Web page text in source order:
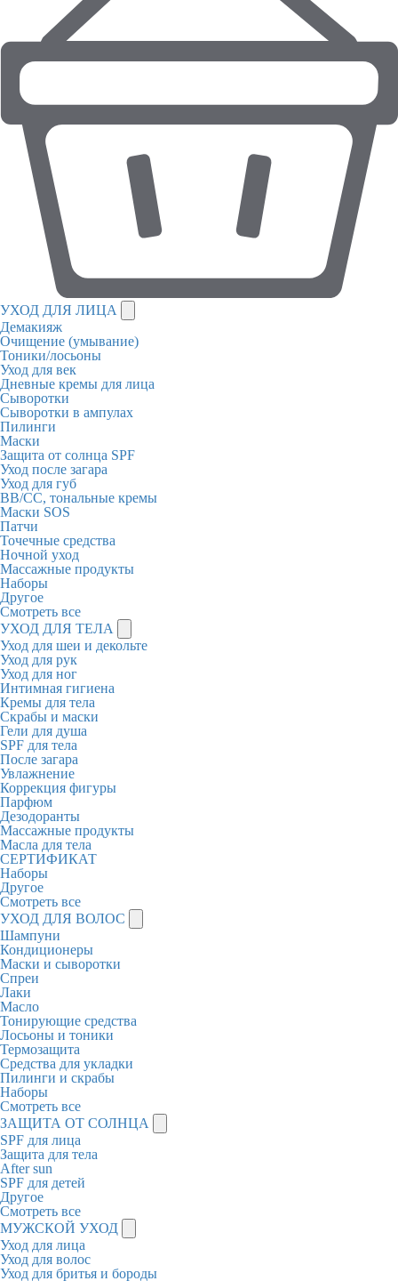
УХОД ДЛЯ ЛИЦА
Демакияж
Очищение (умывание)
Тоники/лосьоны
Уход для век
Дневные кремы для лица
Сыворотки
Сыворотки в ампулах
Пилинги
Маски
Защита от солнца SPF
Уход после загара
Уход для губ
BB/CC, тональные кремы
Маски SOS
Патчи
Точечные средства
Ночной уход
Массажные продукты
Наборы
Другое
Смотреть все
УХОД ДЛЯ ТЕЛА
Уход для шеи и декольте
Уход для рук
Уход для ног
Интимная гигиена
Кремы для тела
Скрабы и маски
Гели для душа
SPF для тела
После загара
Увлажнение
Коррекция фигуры
Парфюм
Дезодоранты
Массажные продукты
Масла для тела
СЕРТИФИКАТ
Наборы
Другое
Смотреть все
УХОД ДЛЯ ВОЛОС
Шампуни
Кондиционеры
Маски и сыворотки
Спреи
Лаки
Масло
Тонирующие средства
Лосьоны и тоники
Термозащита
Средства для укладки
Пилинги и скрабы
Наборы
Смотреть все
ЗАЩИТА ОТ СОЛНЦА
SPF для лица
Защита для тела
After sun
SPF для детей
Другое
Смотреть все
МУЖСКОЙ УХОД
Уход для лица
Уход для волос
Уход для бритья и бороды